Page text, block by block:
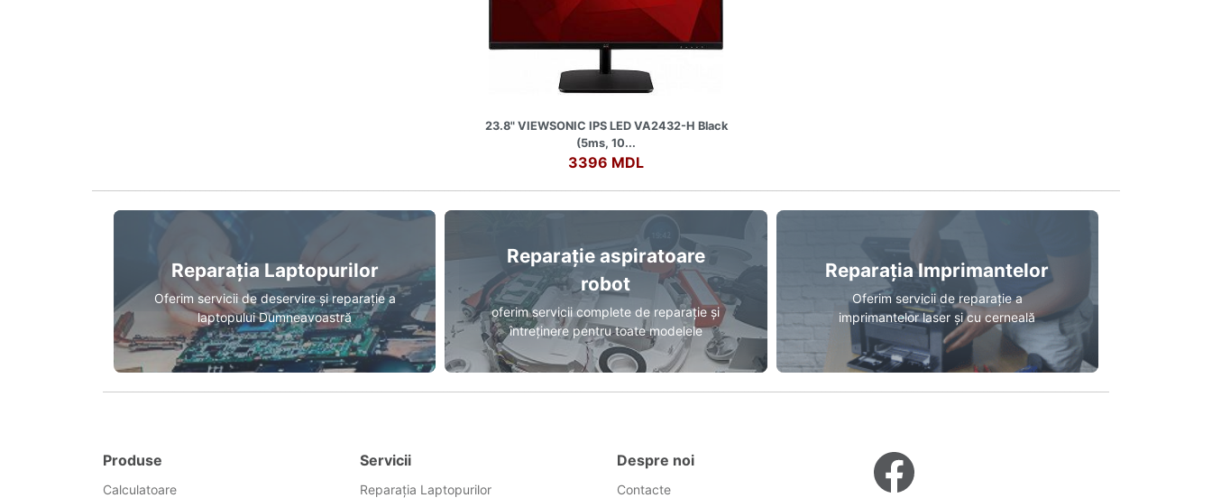
23.8" VIEWSONIC IPS LED VA2432-H Black
(5ms, 10...
3396 MDL
Reparația Laptopurilor
Oferim servicii de deservire și reparație a
laptopului Dumneavoastră
Reparație aspiratoare
robot
oferim servicii complete de reparație și
întreținere pentru toate modelele
Reparația Imprimantelor
Oferim servicii de reparație a
imprimantelor laser și cu cerneală
Produse
Calculatoare
Servicii
Reparația Laptopurilor
Despre noi
Contacte